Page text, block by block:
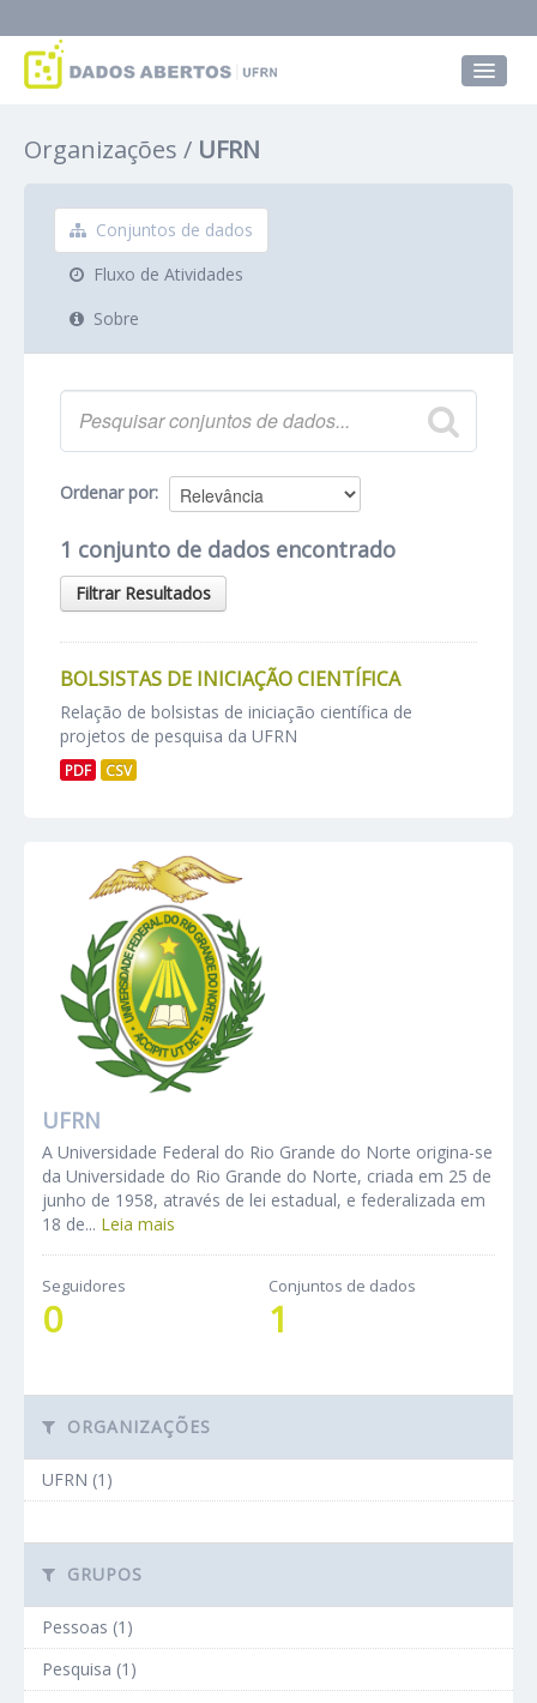
Grupos
Sobre
Organizações UFRN
Conjuntos de dados
Fluxo de Atividades
Sobre
Ordenar por
1 conjunto de dados encontrado
Filtrar Resultados
BOLSISTAS DE INICIAÇÃO CIENTÍFICA
Relação de bolsistas de iniciação científica de
projetos de pesquisa da UFRN
PDF CSV
UFRN
A Universidade Federal do Rio Grande do Norte origina-se
da Universidade do Rio Grande do Norte, criada em 25 de
junho de 1958, através de lei estadual, e federalizada em
18 de... Leia mais
Seguidores
0
Conjuntos de dados
1
ORGANIZAÇÕES
UFRN (1)
GRUPOS
Pessoas (1)
Pesquisa (1)